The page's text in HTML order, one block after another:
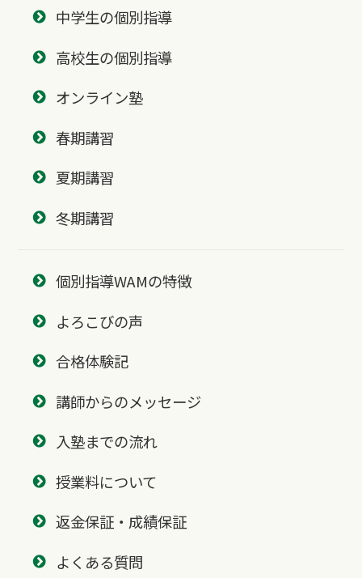
中学生の個別指導
高校生の個別指導
オンライン塾
春期講習
夏期講習
冬期講習
個別指導WAMの特徴
よろこびの声
合格体験記
講師からのメッセージ
入塾までの流れ
授業料について
返金保証・成績保証
よくある質問